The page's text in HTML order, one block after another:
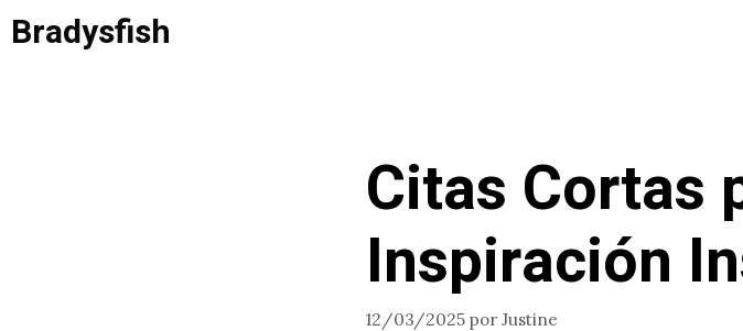
Saltar
alBradysfish
Citas Cortas
Inspiración
12/03/2025 por Justine